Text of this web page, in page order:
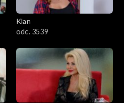
Klan
odc. 3539